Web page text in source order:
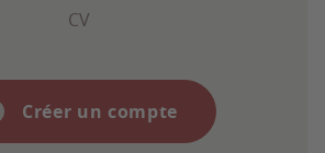
CV
Créer un compte